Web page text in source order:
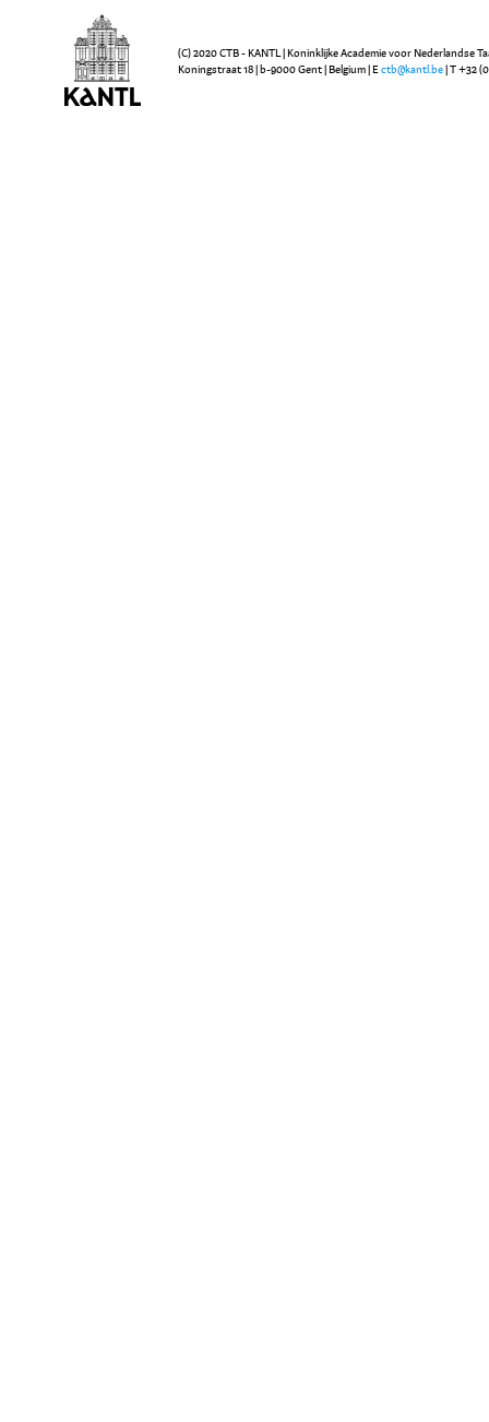
(C) 2020 CTB - KANTL | Koninklijke Academie voor Nederlandse
Koningstraat 18 | b-9000 Gent | Belgium | E ctb@kantl.be | T +32